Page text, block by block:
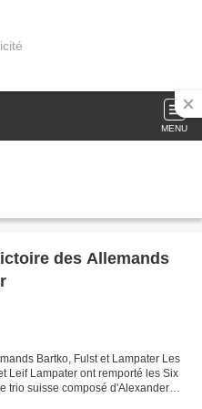
MENU
des Allemands
Bartko, Fulst et Lampater Les
Leif Lampater ont remporté les Six
trio suisse composé d'Alexander